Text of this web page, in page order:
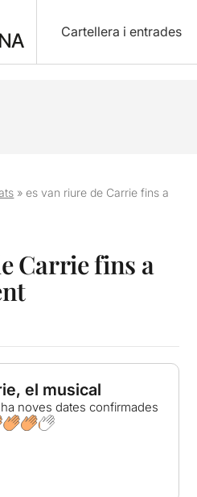
Cartellera i entrades
»es van riure de Carrie fins a
Carrie fins a
el musical
noves dates confirmades